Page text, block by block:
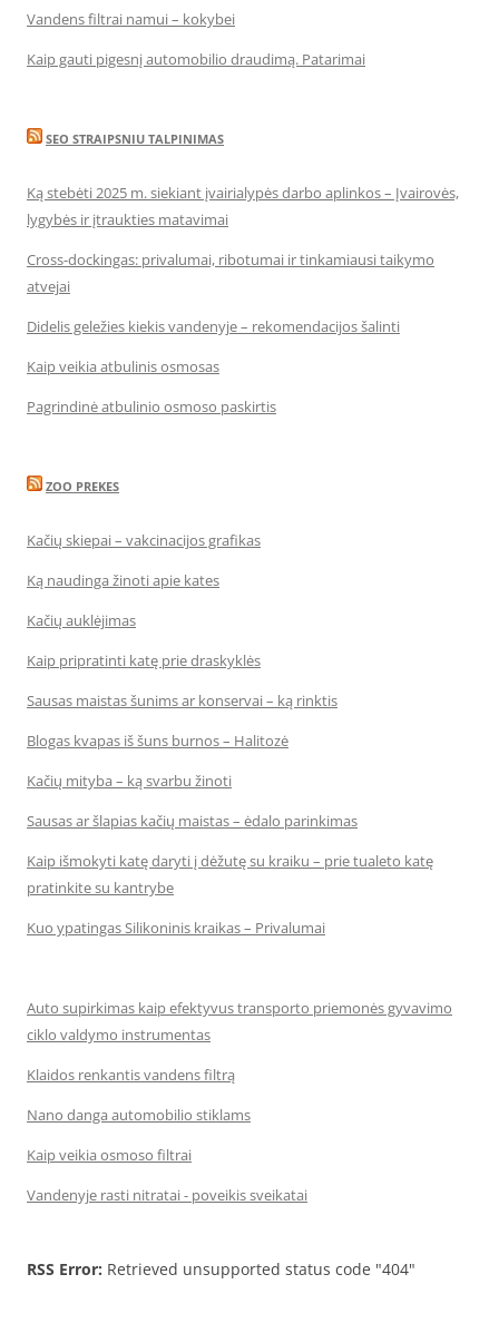
Vandens filtrai namui – kokybei
Kaip gauti pigesnį automobilio draudimą. Patarimai
SEO STRAIPSNIU TALPINIMAS
Ką stebėti 2025 m. siekiant įvairialypės darbo aplinkos – Įvairovės,
lygybės ir įtraukties matavimai
Cross-dockingas: privalumai, ribotumai ir tinkamiausi taikymo
atvejai
Didelis geležies kiekis vandenyje – rekomendacijos šalinti
Kaip veikia atbulinis osmosas
Pagrindinė atbulinio osmoso paskirtis
ZOO PREKES
Kačių skiepai – vakcinacijos grafikas
Ką naudinga žinoti apie kates
Kačių auklėjimas
Kaip pripratinti katę prie draskyklės
Sausas maistas šunims ar konservai – ką rinktis
Blogas kvapas iš šuns burnos – Halitozė
Kačių mityba – ką svarbu žinoti
Sausas ar šlapias kačių maistas – ėdalo parinkimas
Kaip išmokyti katę daryti į dėžutę su kraiku – prie tualeto katę
pratinkite su kantrybe
Kuo ypatingas Silikoninis kraikas – Privalumai
Auto supirkimas kaip efektyvus transporto priemonės gyvavimo
ciklo valdymo instrumentas
Klaidos renkantis vandens filtrą
Nano danga automobilio stiklams
Kaip veikia osmoso filtrai
Vandenyje rasti nitratai - poveikis sveikatai
RSS Error: Retrieved unsupported status code "404"